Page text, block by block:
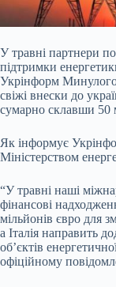
У травні партнери
підтримки
Укрінформ Минулого
свіжі внески до
сумарно склавши 50
Як інформує
Міністерством
“У травні наші
фінансові
мільйонів євро для
а Італія направить
об’єктів
офіційному